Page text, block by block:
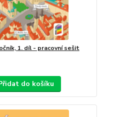
1. díl - pracovní sešit
do košíku